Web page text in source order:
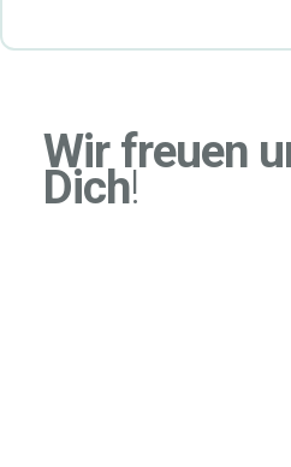
Wir freuen
Dich!